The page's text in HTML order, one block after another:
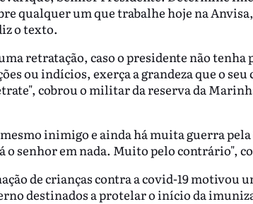
qualquer um que trabalhe hoje na
o texto.
retratação, caso o presidente não tenha
ou indícios, exerça a grandeza que o seu
cobrou o militar da reserva da
inimigo e ainda há muita guerra
o senhor em nada. Muito pelo contrário",
de crianças contra a covid-19 motivou
destinados a protelar o início da